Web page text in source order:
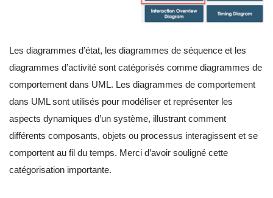
Les diagrammes d’état, les diagrammes de séquence et les
diagrammes d’activité sont catégorisés comme diagrammes de
comportement dans UML. Les diagrammes de comportement
dans UML sont utilisés pour modéliser et représenter les
aspects dynamiques d’un système, illustrant comment
différents composants, objets ou processus interagissent et se
comportent au fil du temps. Merci d’avoir souligné cette
catégorisation importante.